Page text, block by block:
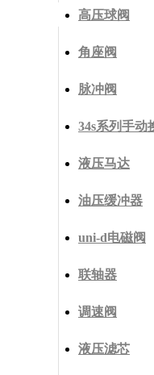
高压球阀
角座阀
脉冲阀
34s系列手动
液压马达
油压缓冲器
uni-d电磁阀
联轴器
调速阀
液压滤芯